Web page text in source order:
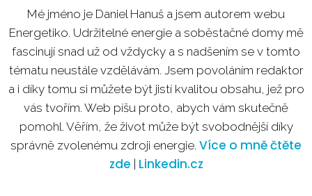
Mé jméno je Daniel Hanuš a jsem autorem webu
Energetiko. Udržitelné energie a soběstačné domy mě
fascinují snad už od vždycky a s nadšením se v tomto
tématu neustále vzdělávám. Jsem povoláním redaktor
a i díky tomu si můžete být jistí kvalitou obsahu, jež pro
vás tvořím. Web píšu proto, abych vám skutečně
pomohl. Věřím, že život může být svobodnější díky
správně zvolenému zdroji energie. Více o mně čtěte
zde Linkedin.cz